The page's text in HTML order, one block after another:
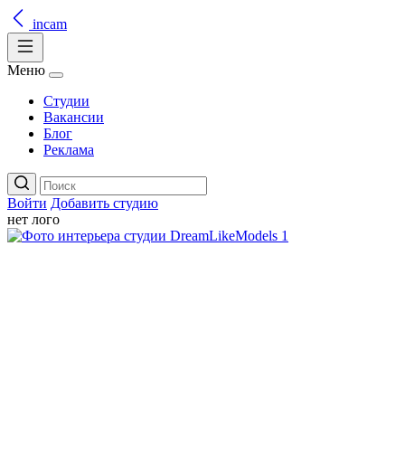
incam
Меню
Студии
Вакансии
Блог
Реклама
Войти Добавить студию
нет лого